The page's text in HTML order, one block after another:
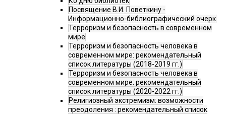
Посвящение В.И. Поветкину -
Информационно-библиографический очерк
Терроризм и безопасность в современном
мире
Терроризм и безопасность человека в
современном мире: рекомендательный
список литературы (2018-2019 гг.)
Терроризм и безопасность человека в
современном мире: рекомендательный
список литературы (2020-2022 гг.)
Религиозный экстремизм: возможности
преодоления : рекомендательный список